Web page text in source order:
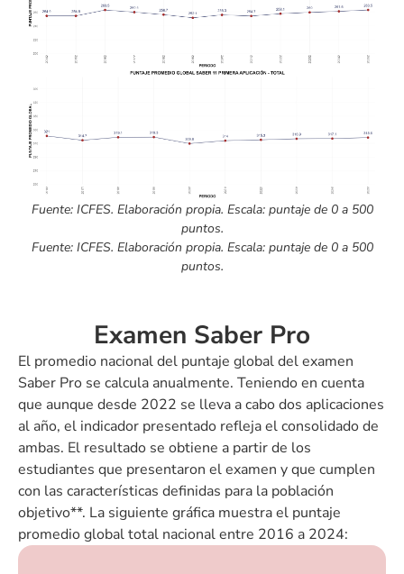
Fuente: ICFES. Elaboración propia. Escala: puntaje de 0 a 500
puntos.
Fuente: ICFES. Elaboración propia. Escala: puntaje de 0 a 500
puntos.
Examen Saber Pro
El promedio nacional del puntaje global del examen
Saber Pro se calcula anualmente. Teniendo en cuenta
que aunque desde 2022 se lleva a cabo dos aplicaciones
al año, el indicador presentado refleja el consolidado de
ambas. El resultado se obtiene a partir de los
estudiantes que presentaron el examen y que cumplen
con las características definidas para la población
objetivo**. La siguiente gráfica muestra el puntaje
promedio global total nacional entre 2016 a 2024: